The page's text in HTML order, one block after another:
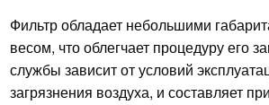
Фильтр обладает небольшими
весом, что облегчает процедуру его
службы зависит от условий
загрязнения воздуха, и составляет